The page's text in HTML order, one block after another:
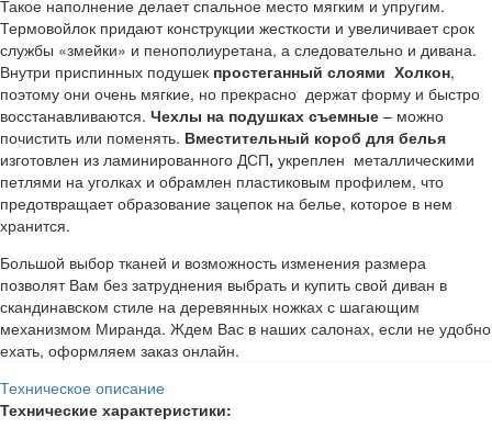
Такое наполнение делает спальное место мягким и упругим.
Термовойлок придают конструкции жесткости и увеличивает срок
службы «змейки» и пенополиуретана, а следовательно и дивана.
Внутри приспинных подушек простеганный слоями Холкон,
поэтому они очень мягкие, но прекрасно держат форму и быстро
восстанавливаются. Чехлы на подушках съемные – можно
почистить или поменять. Вместительный короб для белья
изготовлен из ламинированного ДСП, укреплен металлическими
петлями на уголках и обрамлен пластиковым профилем, что
предотвращает образование зацепок на белье, которое в нем
хранится.
Большой выбор тканей и возможность изменения размера
позволят Вам без затруднения выбрать и купить свой диван в
скандинавском стиле на деревянных ножках с шагающим
механизмом Миранда. Ждем Вас в наших салонах, если не удобно
ехать, оформляем заказ онлайн.
Техническое описание
Технические характеристики: